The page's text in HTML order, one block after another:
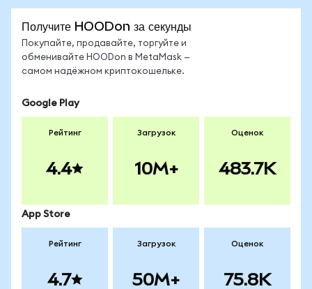
Получите HOODon за секунды
Покупайте, продавайте, торгуйте и
обменивайте HOODon в MetaMask —
самом надёжном криптокошельке.
Google Play
Рейтинг
4.4
Загрузок
10M+
Оценок
483.7K
App Store
Рейтинг
4.7
Загрузок
50M+
Оценок
75.8K